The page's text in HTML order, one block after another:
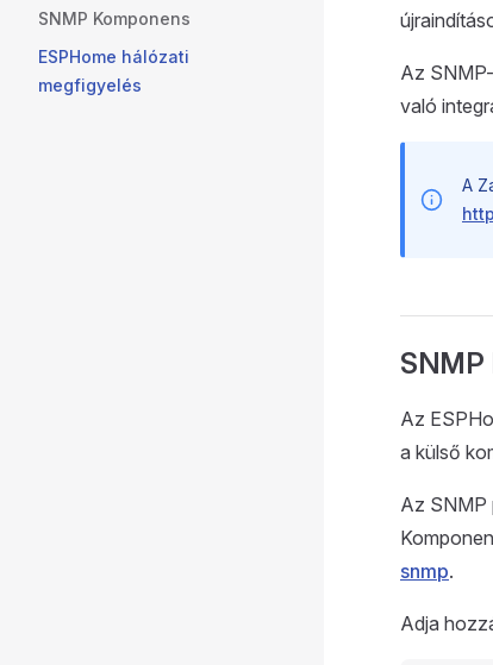
SNMP Komponens
ESPHome hálózati
megfigyelés
Az
való
A
SNMP
Az
a külső
Az SNMP
snmp.
Adja